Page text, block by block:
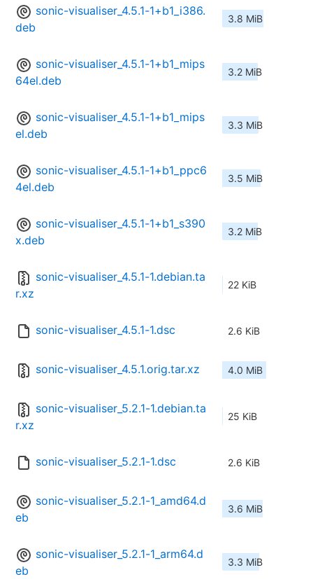
sonic-visualiser_4.5.1-1+b1_i386.
deb
3.8 MiB
sonic-visualiser_4.5.1-1+b1_mips
64el.deb
3.2 MiB
sonic-visualiser_4.5.1-1+b1_mips
el.deb
3.3 MiB
sonic-visualiser_4.5.1-1+b1_ppc6
4el.deb
3.5 MiB
sonic-visualiser_4.5.1-1+b1_s390
x.deb
3.2 MiB
sonic-visualiser_4.5.1-1.debian.ta
r.xz
22 KiB
sonic-visualiser_4.5.1-1.dsc 2.6 KiB
sonic-visualiser_4.5.1.orig.tar.xz 4.0 MiB
sonic-visualiser_5.2.1-1.debian.ta
r.xz
25 KiB
sonic-visualiser_5.2.1-1.dsc 2.6 KiB
sonic-visualiser_5.2.1-1_amd64.d
eb
3.6 MiB
sonic-visualiser_5.2.1-1_arm64.d
eb
3.3 MiB